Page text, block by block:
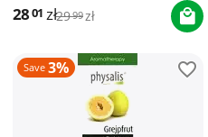
2801 zł2999zł
Save 3%